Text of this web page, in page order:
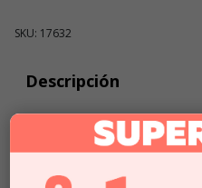
SKU: 17632
Descripción